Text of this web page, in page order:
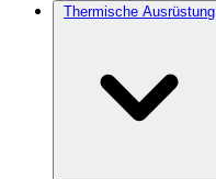
Thermische Ausrüstung